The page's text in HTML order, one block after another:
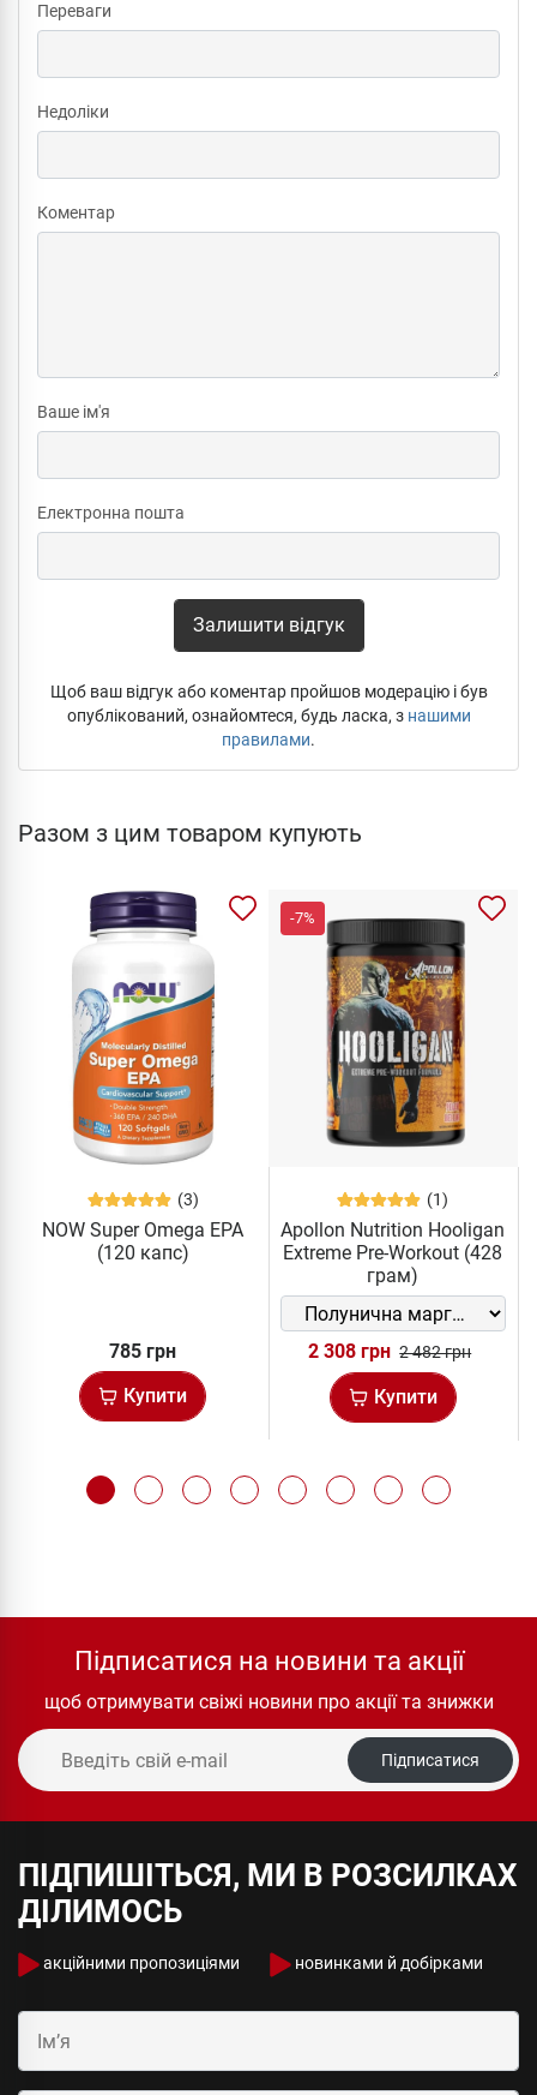
Переваги
Недоліки
Коментар
Ваше ім'я
Електронна пошта
Залишити відгук
Щоб ваш відгук або коментар пройшов модерацію і був
опублікований, ознайомтеся, будь ласка, з нашими
правилами.
Разом з цим товаром купують
(3)
NOW Super Omega EPA
(120 капс)
785 грн
Купити
-7%
(1)
Apollon Nutrition Hooligan
Extreme Pre-Workout (428
грам)
2 308 грн 2 482 грн
Купити
Підписатися на новини та акції
щоб отримувати свіжі новини про акції та знижки
Підписатися
ПІДПИШІТЬСЯ, МИ В РОЗСИЛКАХ
ДІЛИМОСЬ
акційними пропозиціями новинками й добірками